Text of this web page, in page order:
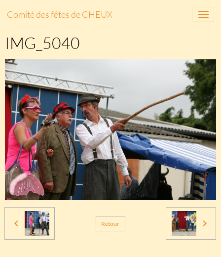
Comité des fêtes de CHEUX
IMG_5040
Retour